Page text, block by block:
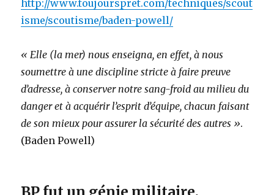
http://www.toujourspret.com/techniques/scout
isme/scoutisme/baden-powell/
« Elle (la mer) nous enseigna, en effet, à nous
soumettre à une discipline stricte à faire preuve
d’adresse, à conserver notre sang-froid au milieu du
danger et à acquérir l’esprit d’équipe, chacun faisant
de son mieux pour assurer la sécurité des autres ».
(Baden Powell)